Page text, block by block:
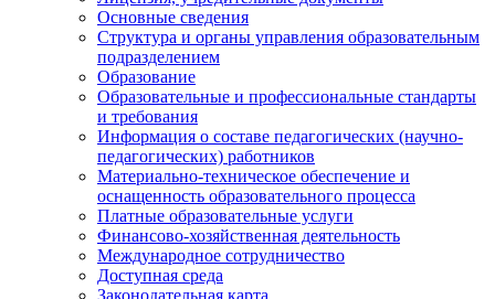
Основные сведения
Структура и органы управления образовательным
подразделением
Образование
Образовательные и профессиональные стандарты
и требования
Информация о составе педагогических (научно-
педагогических) работников
Материально-техническое обеспечение и
оснащенность образовательного процесса
Платные образовательные услуги
Финансово-хозяйственная деятельность
Международное сотрудничество
Доступная среда
Законодательная карта